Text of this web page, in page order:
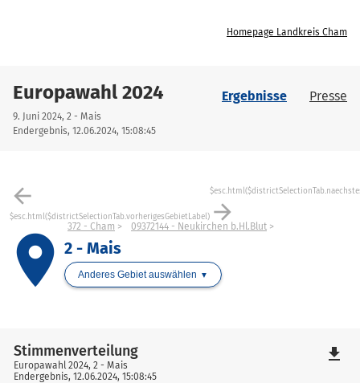
Homepage Landkreis Cham
Europawahl 2024
9. Juni 2024, 2 - Mais
Endergebnis, 12.06.2024, 15:08:45
Ergebnisse Presse
arrow_back
$esc.html($districtSelectionTab.vorherigesGebietLabel) arrow_forward
place
372 - Cham 09372144 - Neukirchen b.Hl.Blut
2 - Mais
Anderes Gebiet auswählen
Stimmenverteilung
Europawahl 2024, 2 - Mais
Endergebnis, 12.06.2024, 15:08:45
file_download